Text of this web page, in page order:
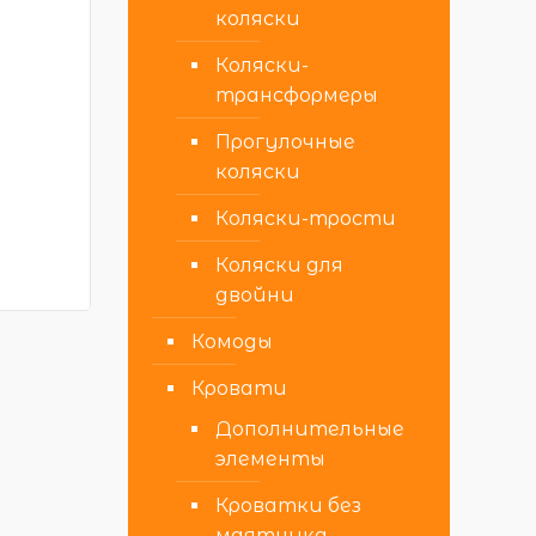
коляски
Коляски-
трансформеры
Прогулочные
коляски
Коляски-трости
Коляски для
двойни
Комоды
Кровати
Дополнительные
элементы
Кроватки без